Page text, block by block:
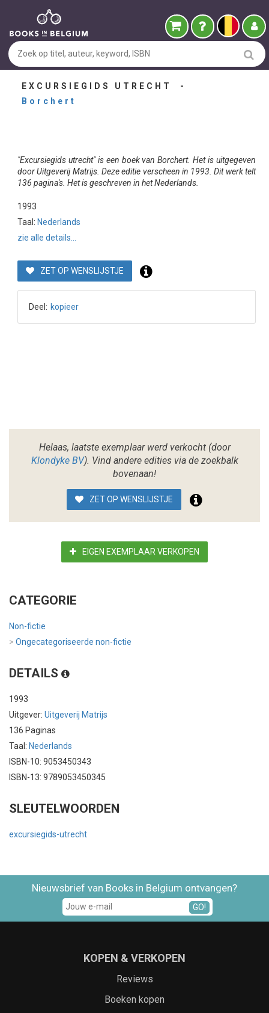
EXCURSIEGIDS UTRECHT -
Borchert
"Excursiegids utrecht" is een boek van Borchert. Het is uitgegeven
door Uitgeverij Matrijs. Deze editie verscheen in 1993. Dit werk telt
136 pagina's. Het is geschreven in het Nederlands.
1993
Taal: Nederlands
zie alle details...
ZET OP WENSLIJSTJE
Deel: kopieer
Helaas, laatste exemplaar werd verkocht (door
Klondyke BV). Vind andere edities via de zoekbalk
bovenaan!
ZET OP WENSLIJSTJE
EIGEN EXEMPLAAR VERKOPEN
CATEGORIE
Non-fictie
> Ongecategoriseerde non-fictie
DETAILS
1993
Uitgever: Uitgeverij Matrijs
136 Paginas
Taal: Nederlands
ISBN-10: 9053450343
ISBN-13: 9789053450345
SLEUTELWOORDEN
excursiegids-utrecht
Nieuwsbrief van Books in Belgium ontvangen?
GO!
KOPEN & VERKOPEN
Reviews
Boeken kopen